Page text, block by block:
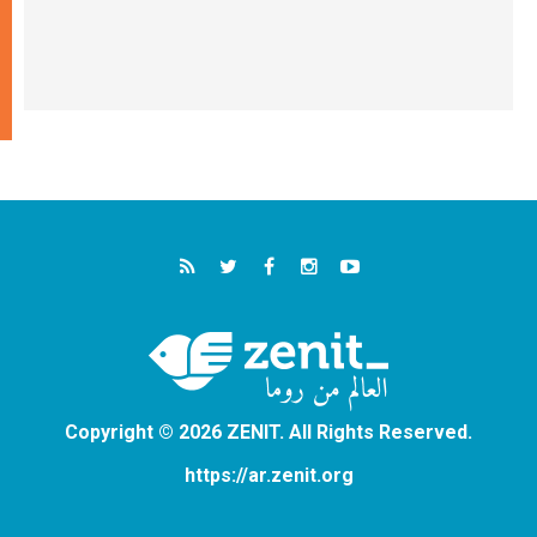
Copyright © 2026 ZENIT. All Rights Reserved.
https://ar.zenit.org